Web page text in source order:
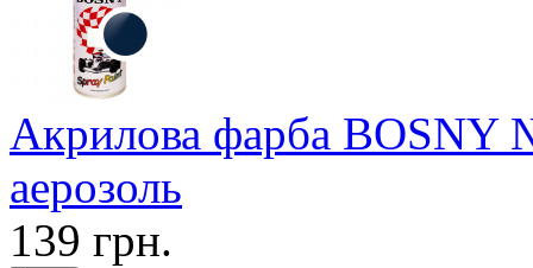
Акрилова фарба BOSNY
аерозоль
139 грн.